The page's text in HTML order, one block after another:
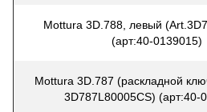
Mottura 3D.788, левый
(арт:40-0139015)
Mottura 3D.787 (раскладной
3D787L80005CS) (арт:40-